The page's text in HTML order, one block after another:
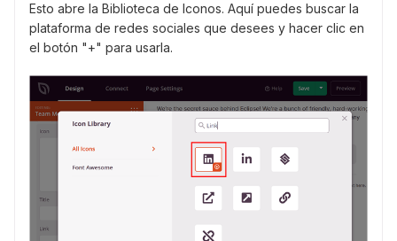
Esto abre la Biblioteca de Iconos. Aquí puedes buscar la
plataforma de redes sociales que desees y hacer clic en
el botón "+" para usarla.